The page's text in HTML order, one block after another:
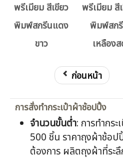
พรีเมียม สีเขียว
พิมพ์สกรีนแดง
ขาว
พรีเมียม สี
พิมพ์สก
เหลือง
ก่อนหน้า
การสั่งทำกระเป๋าผ้าช้อปปิ้ง
จำนวนขั้นต่ำ: การทำกร
500 ชิ้น ราคาถุงผ้าช้อ
ต้องการ ผลิตถุงผ้าที่ระ